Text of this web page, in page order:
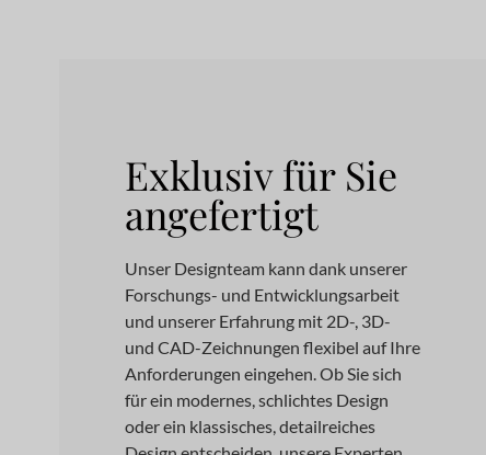
Exklusiv für Sie
angefertigt
Unser Designteam kann dank unserer
Forschungs- und Entwicklungsarbeit
und unserer Erfahrung mit 2D-, 3D-
und CAD-Zeichnungen flexibel auf Ihre
Anforderungen eingehen. Ob Sie sich
für ein modernes, schlichtes Design
oder ein klassisches, detailreiches